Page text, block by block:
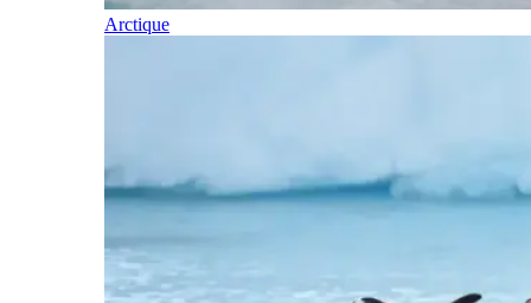
Arctique